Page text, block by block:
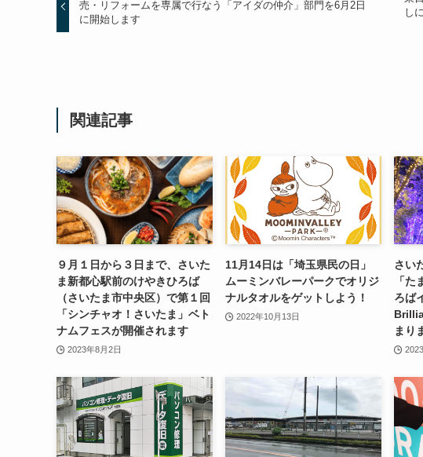
売・リフォームを専属で行なう「アイダの仲介」部門を6月2日
に開始します
し
関連記事
９月１日から３日まで、さいた
ま新都心駅前のけやきひろば
（さいたま市中央区）で第１回
「シンチャオ！さいたま」ベト
ナムフェスが開催されます
2023年8月2日
11月14日は「埼玉県民の日」
ムーミンバレーパークでオリジ
ナルタオルをゲットしよう！
2022年10月13日
さい
「
ろば
まり